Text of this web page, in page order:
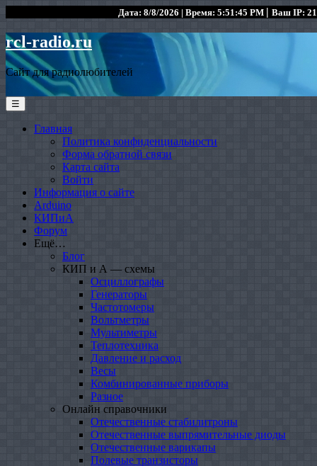
Дата: 8/8/2026 | Время: 5:51:45 PM | Ваш IP:
rcl-radio.ru
Сайт для радиолюбителей
☰
Главная
Политика конфиденциальности
Форма обратной связи
Карта сайта
Войти
Информация о сайте
Arduino
КИПиА
Форум
Ещё…
Блог
КИП и А — схемы
Осциллографы
Генераторы
Частотомеры
Вольтметры
Мультиметры
Теплотехника
Давление и расход
Весы
Комбинированные приборы
Разное
Онлайн справочники
Отечественные стабилитроны
Отечественные выпрямительные диоды
Отечественные варикапы
Полевые транзисторы